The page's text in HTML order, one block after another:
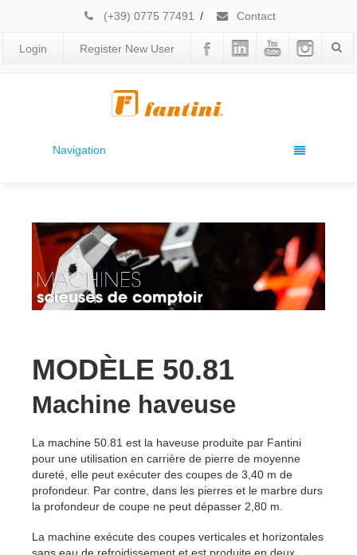
(+39) 0775 77491 / Contact
Login Register New User
Navigation
MODÈLE 50.81
Machine haveuse
La machine 50.81 est la haveuse produite par Fantini
pour une utilisation en carrière de pierre de moyenne
dureté, elle peut exécuter des coupes de 3,40 m de
profondeur. Par contre, dans les pierres et le marbre durs
la profondeur de coupe ne peut dépasser 2,80 m.
La machine exécute des coupes verticales et horizontales